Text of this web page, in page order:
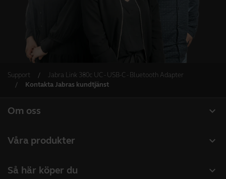
Support
Jabra Link 380c UC - USB-C - Bluetooth Adapter
Kontakta Jabras kundtjänst
expand_more
Om oss
Hållbarhet
expand_more
Våra produkter
expand_more
Så här köper du